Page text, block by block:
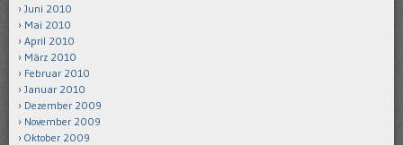
Juni 2010
Mai 2010
April 2010
März 2010
Februar 2010
Januar 2010
Dezember 2009
November 2009
Oktober 2009